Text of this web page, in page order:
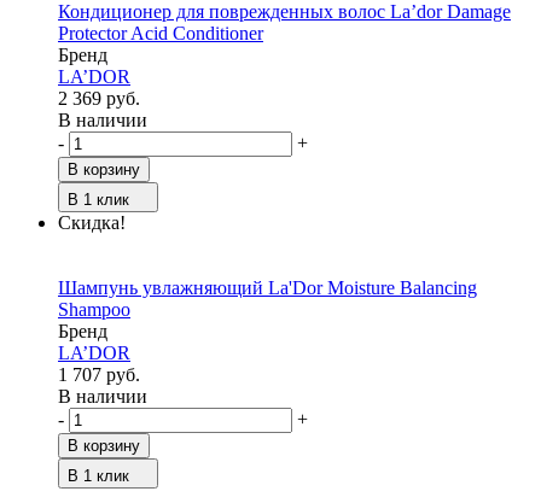
Кондиционер для поврежденных волос La’dor Damage
Protector Acid Conditioner
Бренд
LA’DOR
2 369 руб.
В наличии
-
+
В корзину
В 1 клик
Скидка!
Шампунь увлажняющий La'Dor Moisture Balancing
Shampoo
Бренд
LA’DOR
1 707 руб.
В наличии
-
+
В корзину
В 1 клик